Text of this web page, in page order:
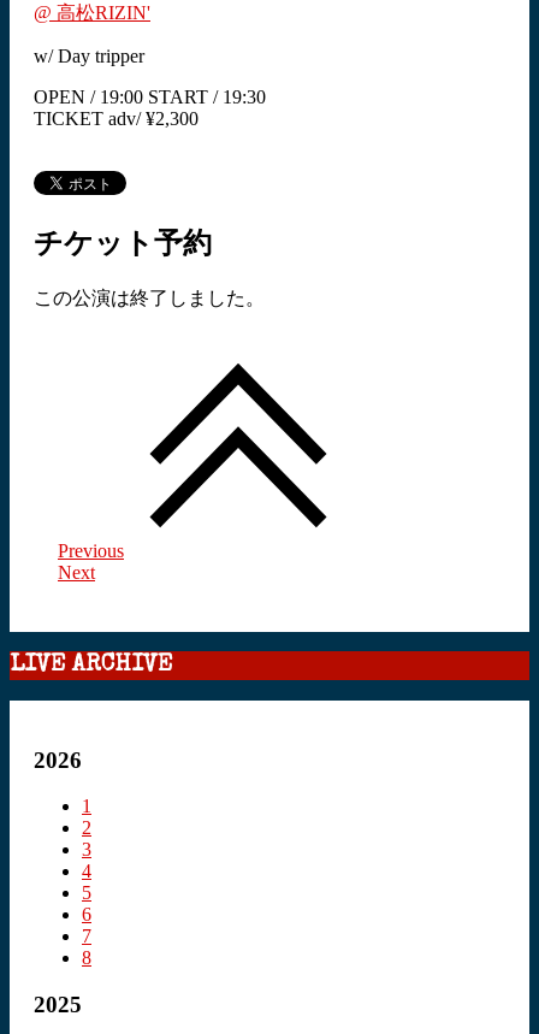
@ 高松RIZIN'
w/ Day tripper
OPEN / 19:00 START / 19:30
TICKET adv/ ¥2,300
チケット予約
この公演は終了しました。
Previous
Next
LIVE ARCHIVE
2026
1
2
3
4
5
6
7
8
2025